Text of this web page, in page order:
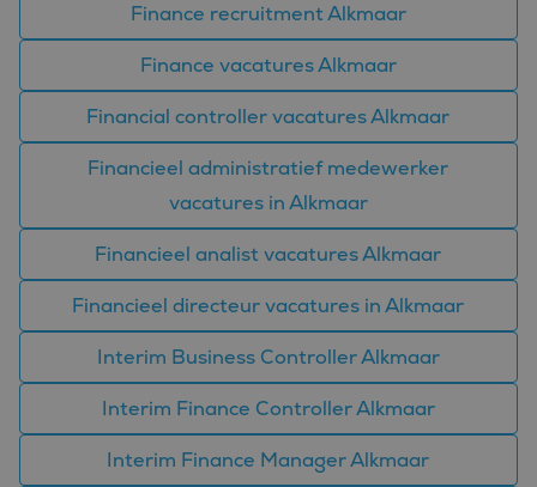
Finance recruitment Alkmaar
Finance vacatures Alkmaar
Financial controller vacatures Alkmaar
Financieel administratief medewerker
vacatures in Alkmaar
Financieel analist vacatures Alkmaar
Financieel directeur vacatures in Alkmaar
Interim Business Controller Alkmaar
Interim Finance Controller Alkmaar
Interim Finance Manager Alkmaar